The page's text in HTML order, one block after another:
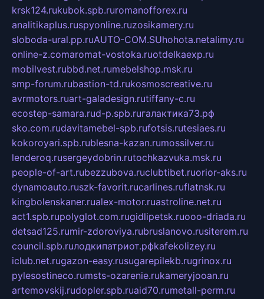
krsk124.rukubok.spb.ruromanofforex.ru
analitikaplus.ruspyonline.ruzosikamery.ru
sloboda-ural.pp.ruAUTO-COM.SUhohota.netalimy.ru
online-z.comaromat-vostoka.ruotdelkaexp.ru
mobilvest.rubbd.net.rumebelshop.msk.ru
smp-forum.rubastion-td.rukosmoscreative.ru
avrmotors.ruart-galadesign.rutiffany-c.ru
ecostep-samara.rud-p.spb.ruгалактика73.рф
sko.com.rudavitamebel-spb.rufotsis.rutesiaes.ru
kokoroyari.spb.rublesna-kazan.rumossilver.ru
lenderoq.rusergeydobrin.rutochkazvuka.msk.ru
people-of-art.rubezzubova.ruclubtibet.ruorior-aks.ru
dynamoauto.ruszk-favorit.rucarlines.ruflatnsk.ru
kingbolenskaner.rualex-motor.ruastroline.net.ru
act1.spb.rupolyglot.com.rugidlipetsk.ruooo-driada.ru
detsad125.rumir-zdoroviya.rubruslanovo.rusiterem.ru
council.spb.ruлодкипатриот.рфkafekolizey.ru
iclub.net.rugazon-easy.rusugarepilekb.rugrinox.ru
pylesostineco.rumsts-ozarenie.rukameryjooan.ru
artemovskij.rudopler.spb.ruaid70.rumetall-perm.ru